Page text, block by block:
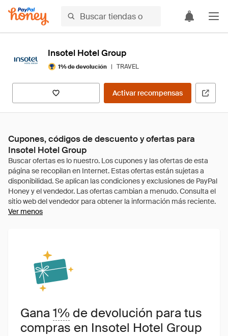
Insotel Hotel Group
1% de devolución | TRAVEL
Activar recompensas
Cupones, códigos de descuento y ofertas para
Insotel Hotel Group
Ver menos
Gana1% de devolución para tus
compras en Insotel Hotel Group